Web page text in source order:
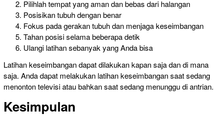
Pilihlah tempatyang aman danbebas dari halangan
Posisikan tubuh dengan benar
Fokus padagerakan tubuh dan menjaga keseimbangan
Tahan posisi selama beberapa detik
Ulangi latihan sebanyak yang Anda bisa
Latihan keseimbangan dapat dilakukan kapan saja dan di mana
saja. Anda dapat melakukan latihan keseimbangan saat sedang
menonton televisi atau bahkan saat sedang menunggu di antrian.
Kesimpulan